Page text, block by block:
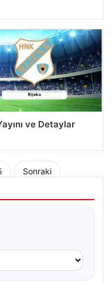
ve Detaylar
Sonraki